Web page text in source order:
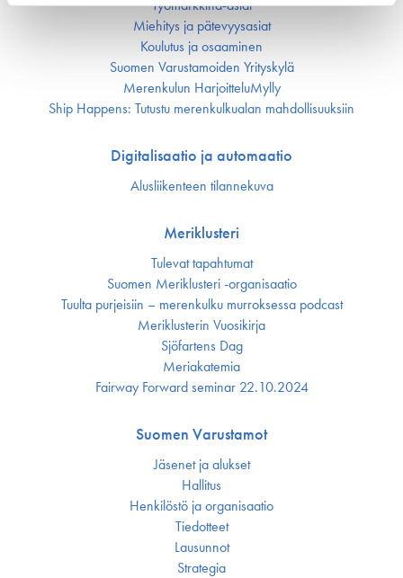
Työmarkkina-asiat
Miehitys ja pätevyys­asiat
Koulutus ja osaaminen
Suomen Varustamoiden Yrityskylä
Merenkulun HarjoitteluMylly
Ship Happens: Tutustu merenkulkualan mahdollisuuksiin
Digitalisaatio ja automaatio
Alusliikenteen tilannekuva
Meriklusteri
Tulevat tapahtumat
Suomen Meriklusteri -organisaatio
Tuulta purjeisiin – merenkulku murroksessa podcast
Meriklusterin Vuosikirja
Sjöfartens Dag
Meriakatemia
Fairway Forward seminar 22.10.2024
Suomen Varustamot
Jäsenet ja alukset
Hallitus
Henkilöstö ja organisaatio
Tiedotteet
Lausunnot
Strategia